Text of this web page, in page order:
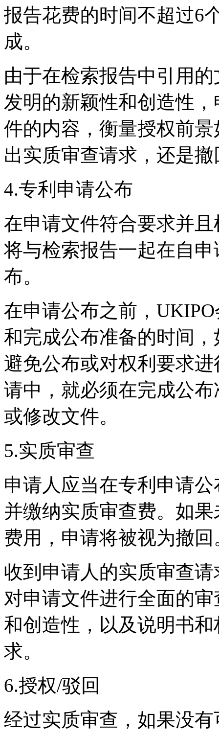
报告花费的时间不超过6
成。
由于在检索报告中引用
发明的新颖性和创造性
件的内容，衡量授权前
出实质审查请求，还是
4.专利申请公布
在申请文件符合要求并
将与检索报告一起在自
布。
在申请公布之前，
和完成公布准备的时间
避免公布或对权利要求
请中，就必须在完成公
或修改文件。
5.实质审查
申请人应当在专利申请
并缴纳实质审查费。如
费用，申请将被视为撤回
收到申请人的实质审查
对申请文件进行全面的
和创造性，以及说明书
求。
6.授权/驳回
经过实质审查，如果没